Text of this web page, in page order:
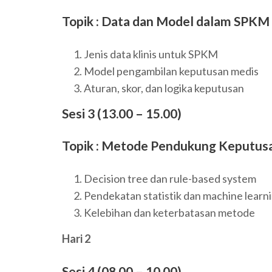
Topik : Data dan Model dalam SPKM
Jenis data klinis untuk SPKM
Model pengambilan keputusan medis
Aturan, skor, dan logika keputusan
Sesi 3 (13.00 – 15.00)
Topik : Metode Pendukung
Decision tree dan rule-based system
Pendekatan statistik dan machine
Kelebihan dan keterbatasan metode
Hari 2